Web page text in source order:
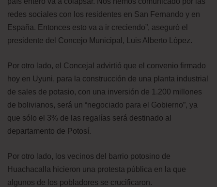
redes sociales con los residentes en San Fernando y en
España. Entonces esto va a ir creciendo”, aseguró el
presidente del Concejo Municipal, Luis Alberto López.
Por otro lado, el Concejal advirtió que el convenio firmado
hoy en Uyuni, para la construcción de una planta industrial
de sales de potasio, con una inversión de 1.200 millones
de bolivianos, será un “negociado para el Gobierno”, ya
que sólo el 3% de las regalías será destinado al
departamento de Potosí.
Por otro lado, los vecinos del barrio potosino de
Huachacalla hicieron una protesta pública en la que
algunos de los pobladores se crucificaron.